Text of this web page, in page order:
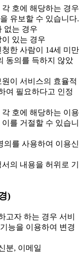
호에 해당하는 경우
유보할 수 있습니다.
없는 경우
있는 경우
한 사람이 14세 미만
동의를 득하지 않았
이 서비스의 효율적
여 필요하다고 인정
호에 해당하는 이용
를 거절할 수 있습니
의를 사용하여 이용신
의 내용을 허위로 기
)
고자 하는 경우 서비
능을 이용하여 변경
분, 이메일